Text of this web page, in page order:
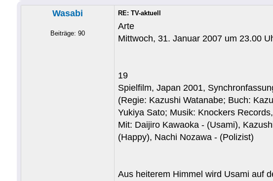
Wasabi
Beiträge: 90
RE: TV-aktuell
Arte
Mittwoch, 31. Januar 2007 um 23.00
19
Spielfilm, Japan 2001,
(Regie: Kazushi Watanabe; Buch:
Yukiya Sato; Musik: Knockers
Mit: Daijiro Kawaoka - (Usami),
(Happy), Nachi Nozawa - (Polizist)
Aus heiterem Himmel wird Usami auf